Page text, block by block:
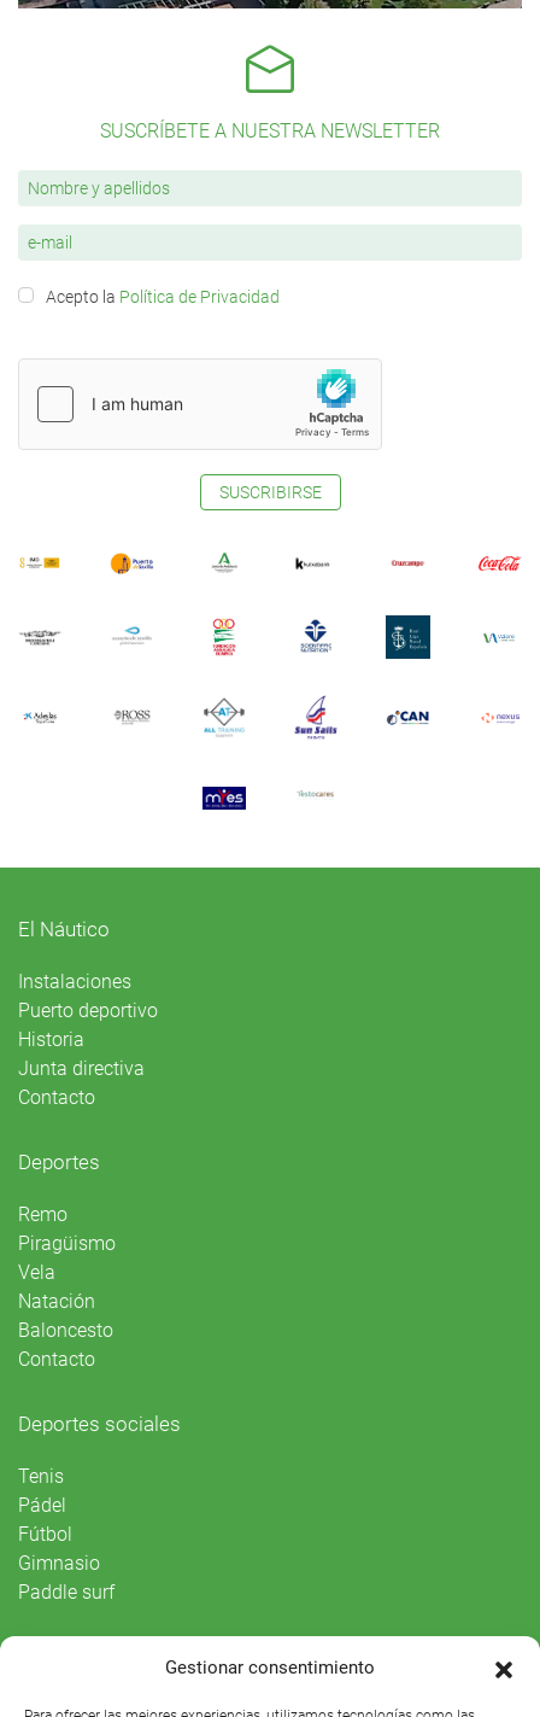
Gestionar consentimiento
SUSCRÍBETE A NUESTRA NEWSLETTER
Acepto la Política de Privacidad
SUSCRIBIRSE
El Náutico
Instalaciones
Puerto deportivo
Historia
Junta directiva
Contacto
Deportes
Remo
Piragüismo
Vela
Natación
Baloncesto
Contacto
Deportes sociales
Tenis
Pádel
Fútbol
Gimnasio
Paddle surf
Agenda